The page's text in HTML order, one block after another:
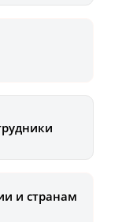
и странам